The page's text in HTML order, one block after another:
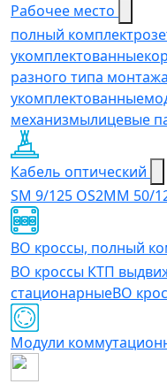
Рабочее место
полный комплект
укомплектованные
разного типа монтажа
укомплектованные
механизмылицевые
Кабель оптический
SM 9/125 OS2MM 50/
ВО кроссы, полный
ВО кроссы КТП
стационарныеВО
Модули